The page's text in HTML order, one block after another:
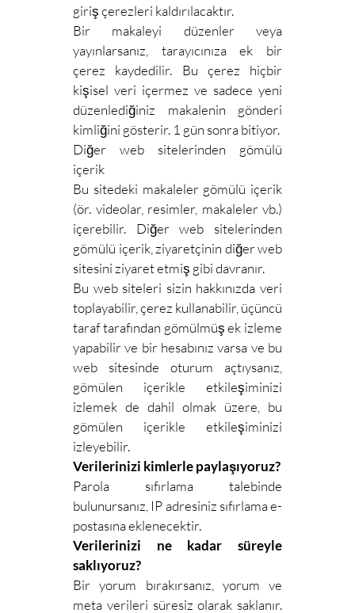
giriş çerezleri kaldırılacaktır.
Bir makaleyi düzenler veya
yayınlarsanız, tarayıcınıza ek bir
çerez kaydedilir. Bu çerez hiçbir
kişisel veri içermez ve sadece yeni
düzenlediğiniz makalenin gönderi
kimliğini gösterir. 1 gün sonra bitiyor.
Diğer web sitelerinden gömülü
içerik
Bu sitedeki makaleler gömülü içerik
(ör. videolar, resimler, makaleler vb.)
içerebilir. Diğer web sitelerinden
gömülü içerik, ziyaretçinin diğer web
sitesini ziyaret etmiş gibi davranır.
Bu web siteleri sizin hakkınızda veri
toplayabilir, çerez kullanabilir, üçüncü
taraf tarafından gömülmüş ek izleme
yapabilir ve bir hesabınız varsa ve bu
web sitesinde oturum açtıysanız,
gömülen içerikle etkileşiminizi
izlemek de dahil olmak üzere, bu
gömülen içerikle etkileşiminizi
izleyebilir.
Verilerinizi kimlerle paylaşıyoruz?
Parola sıfırlama talebinde
bulunursanız, IP adresiniz sıfırlama e-
postasına eklenecektir.
Verilerinizi ne kadar süreyle
saklıyoruz?
Bir yorum bırakırsanız, yorum ve
meta verileri süresiz olarak saklanır.